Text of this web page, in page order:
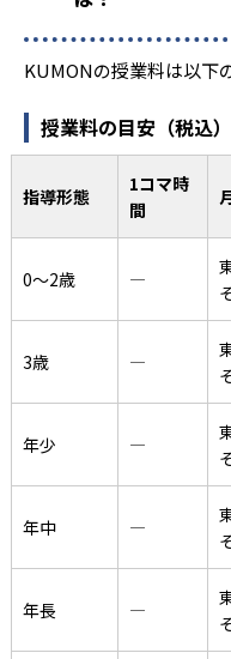
KUMONの授業料は以下
授業料の目安（税込）
指導形態
1コマ時
間
0〜2歳 ―
3歳 ―
年少 ―
年中 ―
年長 ―